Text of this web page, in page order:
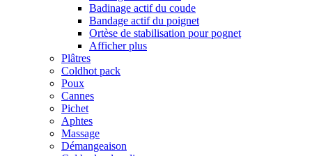
Badinage actif du coude
Bandage actif du poignet
Ortèse de stabilisation pour pognet
Afficher plus
Plâtres
Coldhot pack
Poux
Cannes
Pichet
Aphtes
Massage
Démangeaison